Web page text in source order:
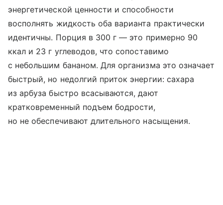
энергетической ценности и способности
восполнять жидкость оба варианта практически
идентичны. Порция в 300 г — это примерно 90
ккал и 23 г углеводов, что сопоставимо
с небольшим бананом. Для организма это означает
быстрый, но недолгий приток энергии: сахара
из арбуза быстро всасываются, дают
кратковременный подъем бодрости,
но не обеспечивают длительного насыщения.